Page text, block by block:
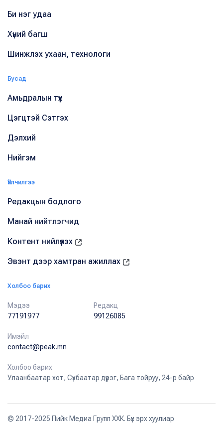
Би нэг удаа
Хүний багш
Шинжлэх ухаан, технологи
Бусад
Амьдралын түүх
Цэгцтэй Сэтгэх
Дэлхий
Нийгэм
Үйлчилгээ
Редакцын бодлого
Манай нийтлэгчид
Контент нийлүүлэх
Эвэнт дээр хамтран ажиллах
Холбоо барих
Мэдээ
77191977
Редакц
99126085
Имэйл
contact@peak.mn
Холбоо барих
Улаанбаатар хот, Сүхбаатар дүүрэг, Бага тойруу, 24-р байр
© 2017-2025 Пийк Медиа Групп ХХК. Бүх эрх хуулиар